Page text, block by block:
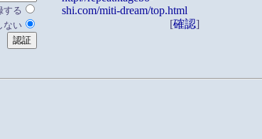
する
ない
shi.com/miti-dream/top.html
[確認]